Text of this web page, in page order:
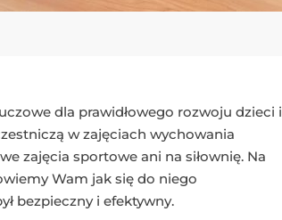
dla prawidłowego rozwoju dzieci i
w zajęciach wychowania
zajęcia sportowe ani na siłownię. Na
Wam jak się do niego
bezpieczny i efektywny.